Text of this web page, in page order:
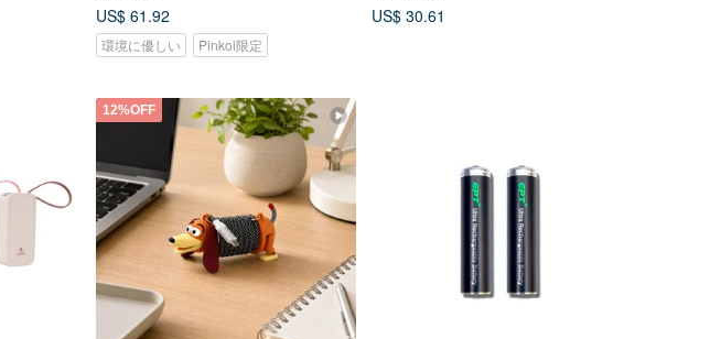
US$ 61.92
環境に優しい Pinkoi限定
US$ 30.61
12%OFF